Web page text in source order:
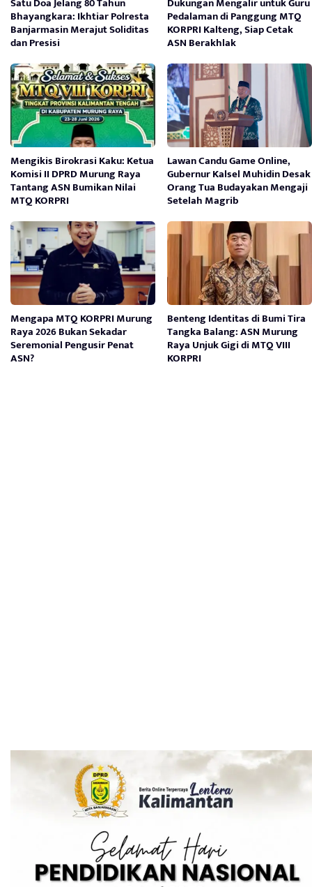
Bhayangkara: Ikhtiar Polresta
Banjarmasin Merajut Soliditas
dan Presisi
Pedalaman di Panggung MTQ
KORPRI Kalteng, Siap Cetak
ASN Berakhlak
Mengikis Birokrasi Kaku: Ketua
Komisi II DPRD Murung Raya
Tantang ASN Bumikan Nilai
MTQ KORPRI
Lawan Candu Game Online,
Gubernur Kalsel Muhidin Desak
Orang Tua Budayakan Mengaji
Setelah Magrib
Mengapa MTQ KORPRI Murung
Raya 2026 Bukan Sekadar
Seremonial Pengusir Penat
ASN?
Benteng Identitas di Bumi Tira
Tangka Balang: ASN Murung
Raya Unjuk Gigi di MTQ VIII
KORPRI